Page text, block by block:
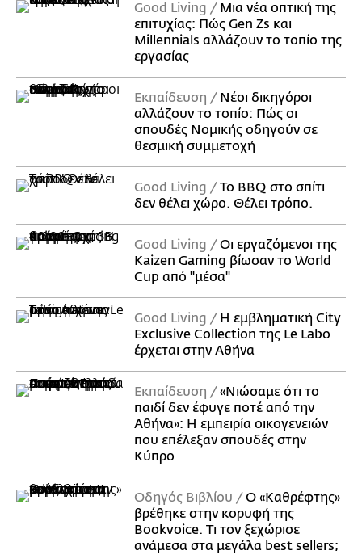
Good Living
Μια νέα οπτική της
επιτυχίας: Πώς Gen Zs και
Millennials αλλάζουν το τοπίο της
εργασίας
Εκπαίδευση
Νέοι δικηγόροι
αλλάζουν το τοπίο: Πώς οι
σπουδές Νομικής οδηγούν σε
θεσμική συμμετοχή
Good Living
Το BBQ στο σπίτι
δεν θέλει χώρο. Θέλει τρόπο.
Good Living
Οι εργαζόμενοι της
Kaizen Gaming βίωσαν το World
Cup από "μέσα"
Good Living
Η εμβληματική City
Exclusive Collection της Le Labo
έρχεται στην Αθήνα
Εκπαίδευση
«Νιώσαμε ότι το
παιδί δεν έφυγε ποτέ από την
Αθήνα»: Η εμπειρία οικογενειών
που επέλεξαν σπουδές στην
Κύπρο
Οδηγός Βιβλίου
Ο «Καθρέφτης»
βρέθηκε στην κορυφή της
Bookvoice. Τι τον ξεχώρισε
ανάμεσα στα μεγάλα best sellers;